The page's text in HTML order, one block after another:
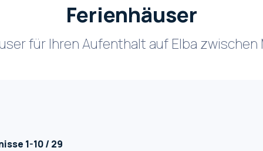
Ferienhäuser
für Ihren Aufenthalt auf Elba zwischen
1-10 / 29